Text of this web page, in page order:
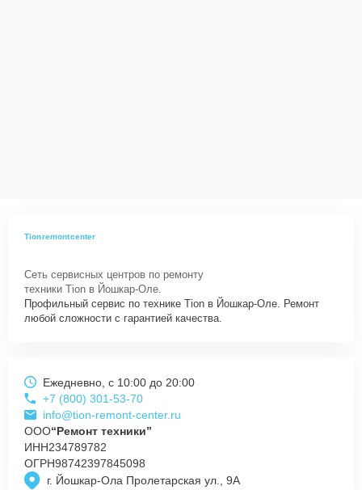
Tionremontcenter
Сеть сервисных центров по ремонту
техники Tion в Йошкар-Оле.
Профильный сервис по технике Tion в Йошкар-Оле. Ремонт
любой сложности с гарантией качества.
г. Йошкар-Ола Пролетарская ул., 9А
Ежедневно, с 10:00 до 20:00
+7 (800) 301-53-70
info@tion-remont-center.ru
ООО“Ремонт техники”
ИНН234789782
ОГРН98742397845098